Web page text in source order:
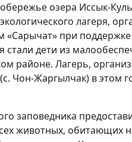
озера Иссык-
лагеря,
при поддержке
стали дети из
районе. Лагерь,
Чон-Жаргылчак) в этом
заповедника
животных, обитающих